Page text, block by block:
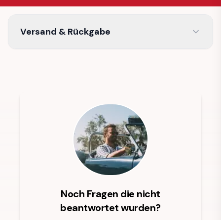
Versand & Rückgabe
Noch Fragen die nicht
beantwortet wurden?